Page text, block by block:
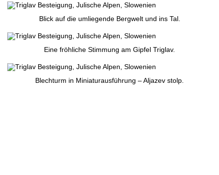
Blick auf die umliegende Bergwelt und ins Tal.
Eine fröhliche Stimmung am Gipfel Triglav.
Blechturm in Miniaturausführung – Aljazev stolp.